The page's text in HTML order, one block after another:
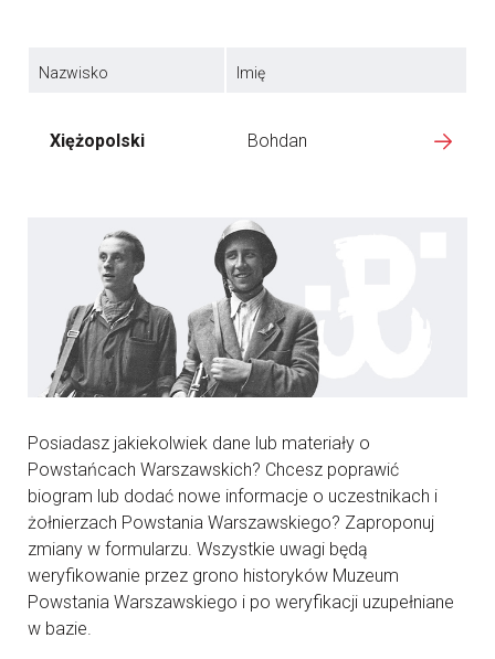
Nazwisko Imię
Xiężopolski Bohdan
Posiadasz jakiekolwiek dane lub materiały o
Powstańcach Warszawskich? Chcesz poprawić
biogram lub dodać nowe informacje o uczestnikach i
żołnierzach Powstania Warszawskiego? Zaproponuj
zmiany w formularzu. Wszystkie uwagi będą
weryfikowanie przez grono historyków Muzeum
Powstania Warszawskiego i po weryfikacji uzupełniane
w bazie.